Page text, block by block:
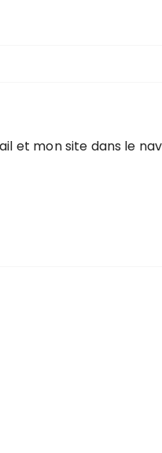
et mon site dans le